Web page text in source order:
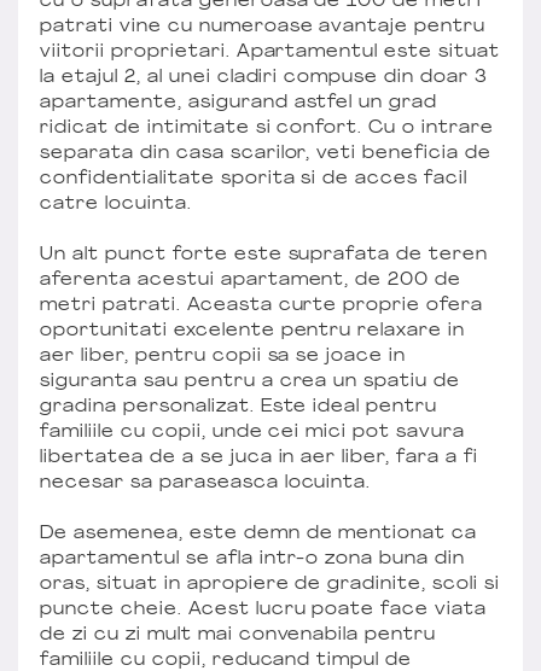
patrati vine cu numeroase avantaje pentru
viitorii proprietari. Apartamentul este situat
la etajul 2, al unei cladiri compuse din doar 3
apartamente, asigurand astfel un grad
ridicat de intimitate si confort. Cu o intrare
separata din casa scarilor, veti beneficia de
confidentialitate sporita si de acces facil
catre locuinta.
Un alt punct forte este suprafata de teren
aferenta acestui apartament, de 200 de
metri patrati. Aceasta curte proprie ofera
oportunitati excelente pentru relaxare in
aer liber, pentru copii sa se joace in
siguranta sau pentru a crea un spatiu de
gradina personalizat. Este ideal pentru
familiile cu copii, unde cei mici pot savura
libertatea de a se juca in aer liber, fara a fi
necesar sa paraseasca locuinta.
De asemenea, este demn de mentionat ca
apartamentul se afla intr-o zona buna din
oras, situat in apropiere de gradinite, scoli si
puncte cheie. Acest lucru poate face viata
de zi cu zi mult mai convenabila pentru
familiile cu copii, reducand timpul de